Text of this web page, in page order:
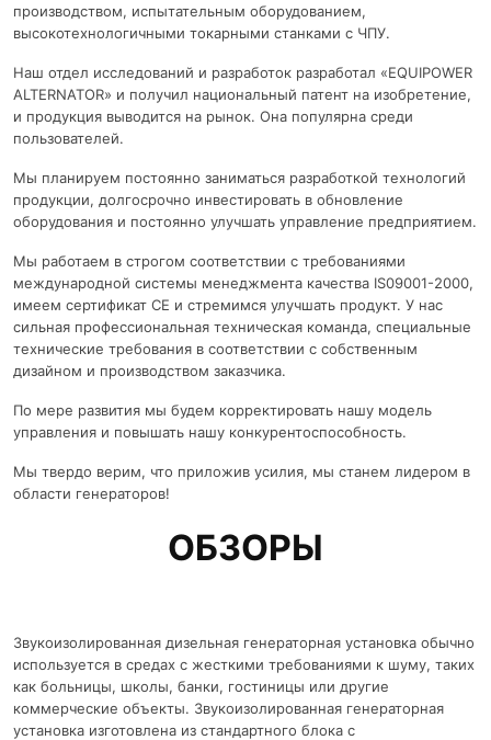
производством, испытательным оборудованием,
высокотехнологичными токарными станками с ЧПУ.
Наш отдел исследований и разработок разработал «EQUIPOWER
ALTERNATOR» и получил национальный патент на изобретение,
и продукция выводится на рынок. Она популярна среди
пользователей.
Мы планируем постоянно заниматься разработкой технологий
продукции, долгосрочно инвестировать в обновление
оборудования и постоянно улучшать управление предприятием.
Мы работаем в строгом соответствии с требованиями
международной системы менеджмента качества IS09001-2000,
имеем сертификат CE и стремимся улучшать продукт. У нас
сильная профессиональная техническая команда, специальные
технические требования в соответствии с собственным
дизайном и производством заказчика.
По мере развития мы будем корректировать нашу модель
управления и повышать нашу конкурентоспособность.
Мы твердо верим, что приложив усилия, мы станем лидером в
области генераторов!
ОБЗОРЫ
Звукоизолированная дизельная генераторная установка обычно
используется в средах с жесткими требованиями к шуму, таких
как больницы, школы, банки, гостиницы или другие
коммерческие объекты. Звукоизолированная генераторная
установка изготовлена ​​из стандартного блока с